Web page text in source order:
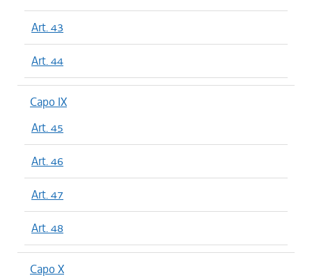
Art. 43
Art. 44
Capo IX
Art. 45
Art. 46
Art. 47
Art. 48
Capo X